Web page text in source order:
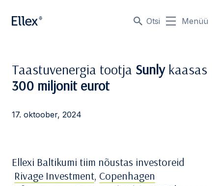
Otsi Menüü
Taastuvenergia tootja Sunlykaasas
300 miljonit eurot
17. oktoober, 2024
Ellexi Baltikumi tiim nõustas investoreid
Rivage Investment, Copenhagen